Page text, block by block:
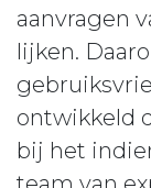
aanvragen
lijken.
ontwikkeld
bij het